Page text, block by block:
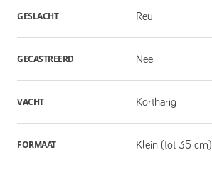
GESLACHT Reu
GECASTREERD Nee
VACHT Kortharig
FORMAAT Klein (tot 35 cm)